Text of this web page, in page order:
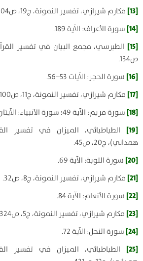
[13] مكارم شيرازي، تفسير النمونة، ج19، ص104.
[14] سورة الأعراف: الآية 189.
[15]
ص134.
[16] سورة الحجر: الآيات 53–56.
[17] مكارم شيرازي، تفسير النمونة، ج11، ص100.
[18] سورة مريم: الآية 49؛ سورة الأنبياء: الآيتان 89 و83.
[19]
الطباطبائي، الميزان في تفسير
همداني)، ج20، ص45.
[20] سورة التوبة: الآية 69.
[21] مكارم شيرازي، تفسير النمونة، ج8، ص32.
[22] سورة الأنعام: الآية 84.
[23] مكارم شيرازي، تفسير النمونة، ج5، ص324.
[24] سورة النحل: الآية 72.
[25]
الطباطبائي، الميزان في تفسير